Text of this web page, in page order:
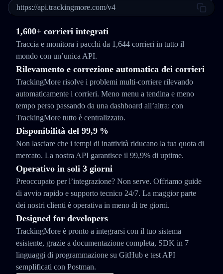
https://api.trackingmore.com/v4
1,600+ corrieri integrati
Traccia e monitora i pacchi da 1,644 corrieri in tutto il
mondo con un’unica API.
Rilevamento e correzione automatica dei corrieri
TrackingMore risolve i problemi multi-corriere rilevando
automaticamente i corrieri. Meno menu a tendina e meno
tempo perso passando da una dashboard all’altra: con
TrackingMore tutto è centralizzato.
Disponibilità del 99,9 %
Non lasciare che i tempi di inattività riducano la tua quota di
mercato. La nostra API garantisce il 99,9% di uptime.
Operativo in soli 3 giorni
Preoccupato per l’integrazione? Non serve. Offriamo guide
di avvio rapido e supporto tecnico 24/7. La maggior parte
dei nostri clienti è operativa in meno di tre giorni.
Designed for developers
TrackingMore è pronto a integrarsi con il tuo sistema
esistente, grazie a documentazione completa, SDK in 7
linguaggi di programmazione su GitHub e test API
semplificati con Postman.